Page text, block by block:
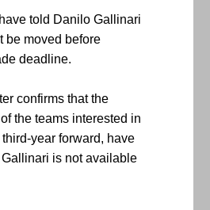
told Danilo Gallinari
be moved before
deadline.
confirms that the
the teams interested in
year forward, have
is not available